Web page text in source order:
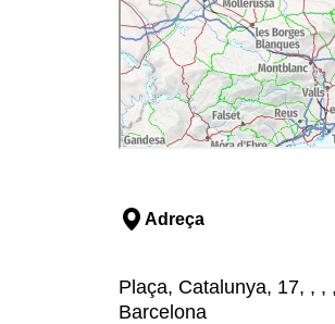
Adreça
Plaça, Catalunya, 17, ,
Barcelona